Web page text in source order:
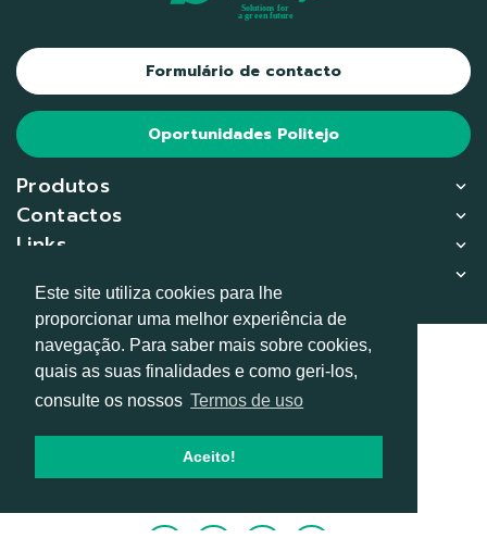
Este site utiliza cookies para lhe
proporcionar uma melhor experiência de
navegação. Para saber mais sobre cookies,
quais as suas finalidades e como geri-los,
consulte os nossos Termos de uso
Aceito!
Formulário de contacto
Oportunidades Politejo
Produtos
Contactos
Links
© 2026
RGPD
Termos de uso e privacidade
Condições gerais de venda